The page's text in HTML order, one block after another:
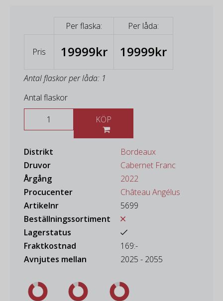
Per flaska: Per låda:
Pris 19999kr 19999kr
Antal flaskor per låda: 1
Antal flaskor
Distrikt
Bordeaux
Druvor
Cabernet Franc
Årgång
2022
Procucenter
Château Angélus
Artikelnr
5699
Beställningssortiment
Lagerstatus
Fraktkostnad
169:-
Avnjutes mellan
2025 - 2055